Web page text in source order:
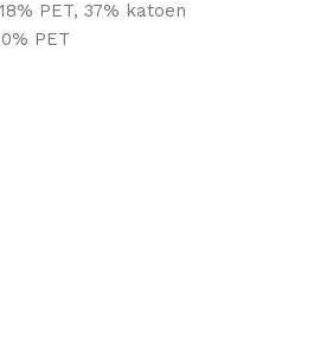
PET, 37% katoen
PET